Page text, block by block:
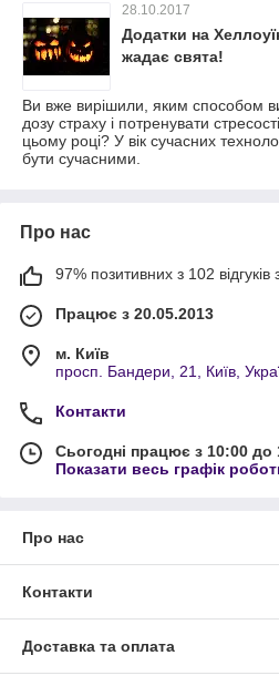
28.10.2017
Додатки на
жадає свята!
Ви вже вирішили, яким способом
дозу страху і потренувати
цьому році? У вік сучасних
бути сучасними.
Про нас
97% позитивних з 102 відгуків
Працює з 20.05.2013
м. Київ
просп. Бандери, 21, Київ,
Контакти
Сьогодні працює з 10:00 до
Показати весь графік
Про нас
Контакти
Доставка та оплата